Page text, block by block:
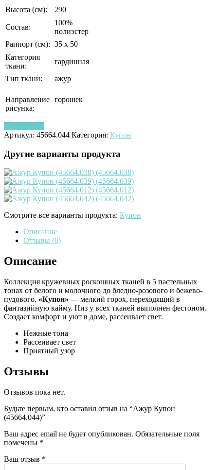
Высота (см): 290
Состав:
100%
полиэстер
Раппорт (см): 35 х 50
Категория
ткани:
гардинная
Тип ткани: ажур
Направление
рисунка:
горошек
Артикул: 45664.044 Категория: Купон
Другие варианты продукта
Смотрите все варианты продукта: Купон
Описание
Отзывы (0)
Описание
Коллекция кружевных роскошных тканей в 5 пастельных
тонах от белого и молочного до бледно-розового и бежево-
пудового. «Купон» — мелкий горох, переходящий в
фантазийную кайму. Низ у всех тканей выполнен фестоном.
Создает комфорт и уют в доме, рассеивает свет.
Нежные тона
Рассеивает свет
Приятный узор
Отзывы
Отзывов пока нет.
Будьте первым, кто оставил отзыв на “Ажур Купон
(45664.044)”
Ваш адрес email не будет опубликован. Обязательные поля
помечены *
Ваш отзыв *